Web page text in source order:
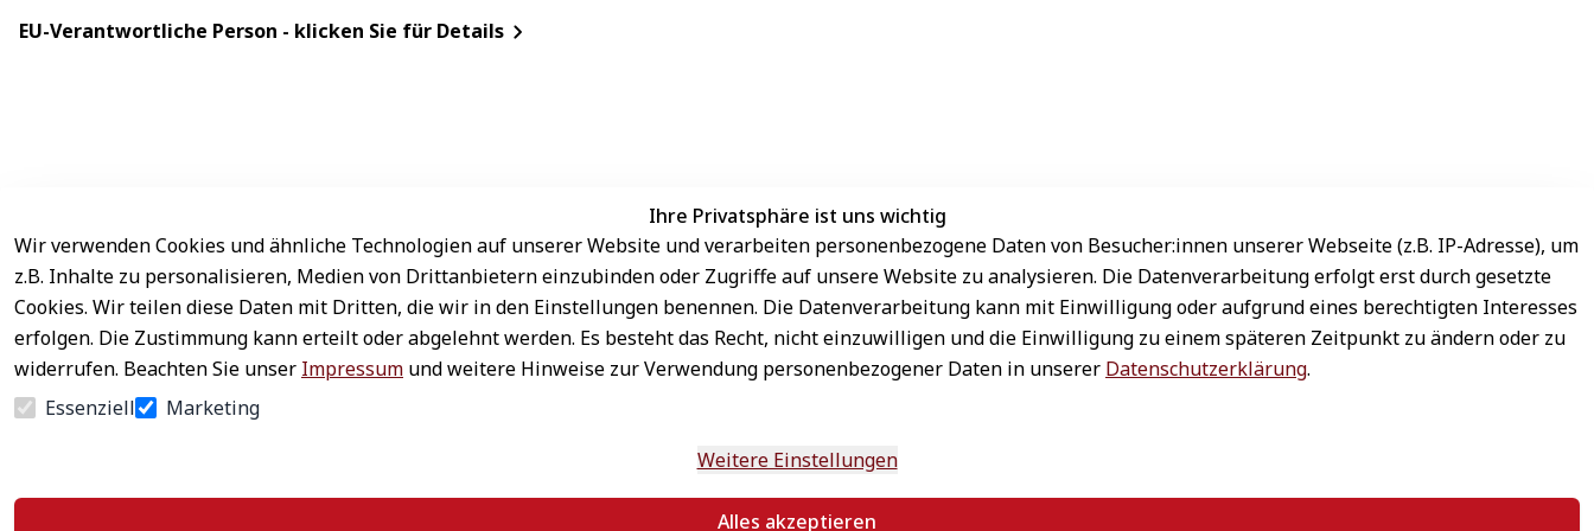
EU-Verantwortliche Person - klicken Sie für Details
Ihre Privatsphäre ist uns wichtig
Wir verwenden Cookies und ähnliche Technologien auf unserer Website und verarbeiten personenbezogene Daten von Besucher:innen unserer Webseite (z.B. IP-Adresse), um
z.B. Inhalte zu personalisieren, Medien von Drittanbietern einzubinden oder Zugriffe auf unsere Website zu analysieren. Die Datenverarbeitung erfolgt erst durch gesetzte
Cookies. Wir teilen diese Daten mit Dritten, die wir in den Einstellungen benennen. Die Datenverarbeitung kann mit Einwilligung oder aufgrund eines berechtigten Interesses
erfolgen. Die Zustimmung kann erteilt oder abgelehnt werden. Es besteht das Recht, nicht einzuwilligen und die Einwilligung zu einem späteren Zeitpunkt zu ändern oder zu
widerrufen. Beachten Sie unser Impressum und weitere Hinweise zur Verwendung personenbezogener Daten in unserer Datenschutzerklärung.
Essenziell
Marketing
Weitere Einstellungen
Alles akzeptieren
Rechtliches
AGB
Impressum
Datenschutz
Widerrufsrecht
Service
Kontakt
Registrieren
Zahlung & Versand
Sichere Zahlungsarten
Schneller Versand